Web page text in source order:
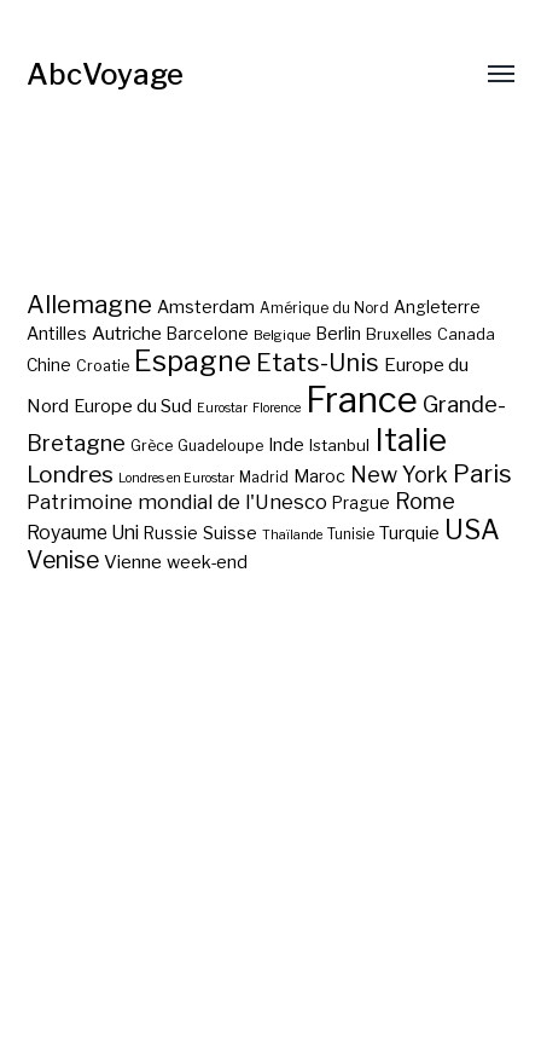
AbcVoyage
Allemagne Amsterdam Amérique du Nord Angleterre
Antilles Autriche Barcelone Belgique Berlin Bruxelles Canada
Chine Croatie Espagne Etats-Unis Europe du
Nord Europe du Sud Eurostar Florence France Grande-
Bretagne Grèce Guadeloupe Inde Istanbul Italie
Londres Londres en Eurostar Madrid Maroc New York Paris
Patrimoine mondial de l'Unesco Prague Rome
Royaume Uni Russie Suisse Thaïlande Tunisie Turquie USA
Venise Vienne week-end